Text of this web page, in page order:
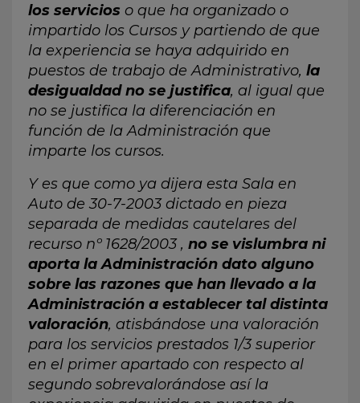
los servicios o que ha organizado o
impartido los Cursos y partiendo de que
la experiencia se haya adquirido en
puestos de trabajo de Administrativo, la
desigualdad no se justifica, al igual que
no se justifica la diferenciación en
función de la Administración que
imparte los cursos.
Y es que como ya dijera esta Sala en
Auto de 30-7-2003 dictado en pieza
separada de medidas cautelares del
recurso nº 1628/2003 , no se vislumbra ni
aporta la Administración dato alguno
sobre las razones que han llevado a la
Administración a establecer tal distinta
valoración, atisbándose una valoración
para los servicios prestados 1/3 superior
en el primer apartado con respecto al
segundo sobrevalorándose así la